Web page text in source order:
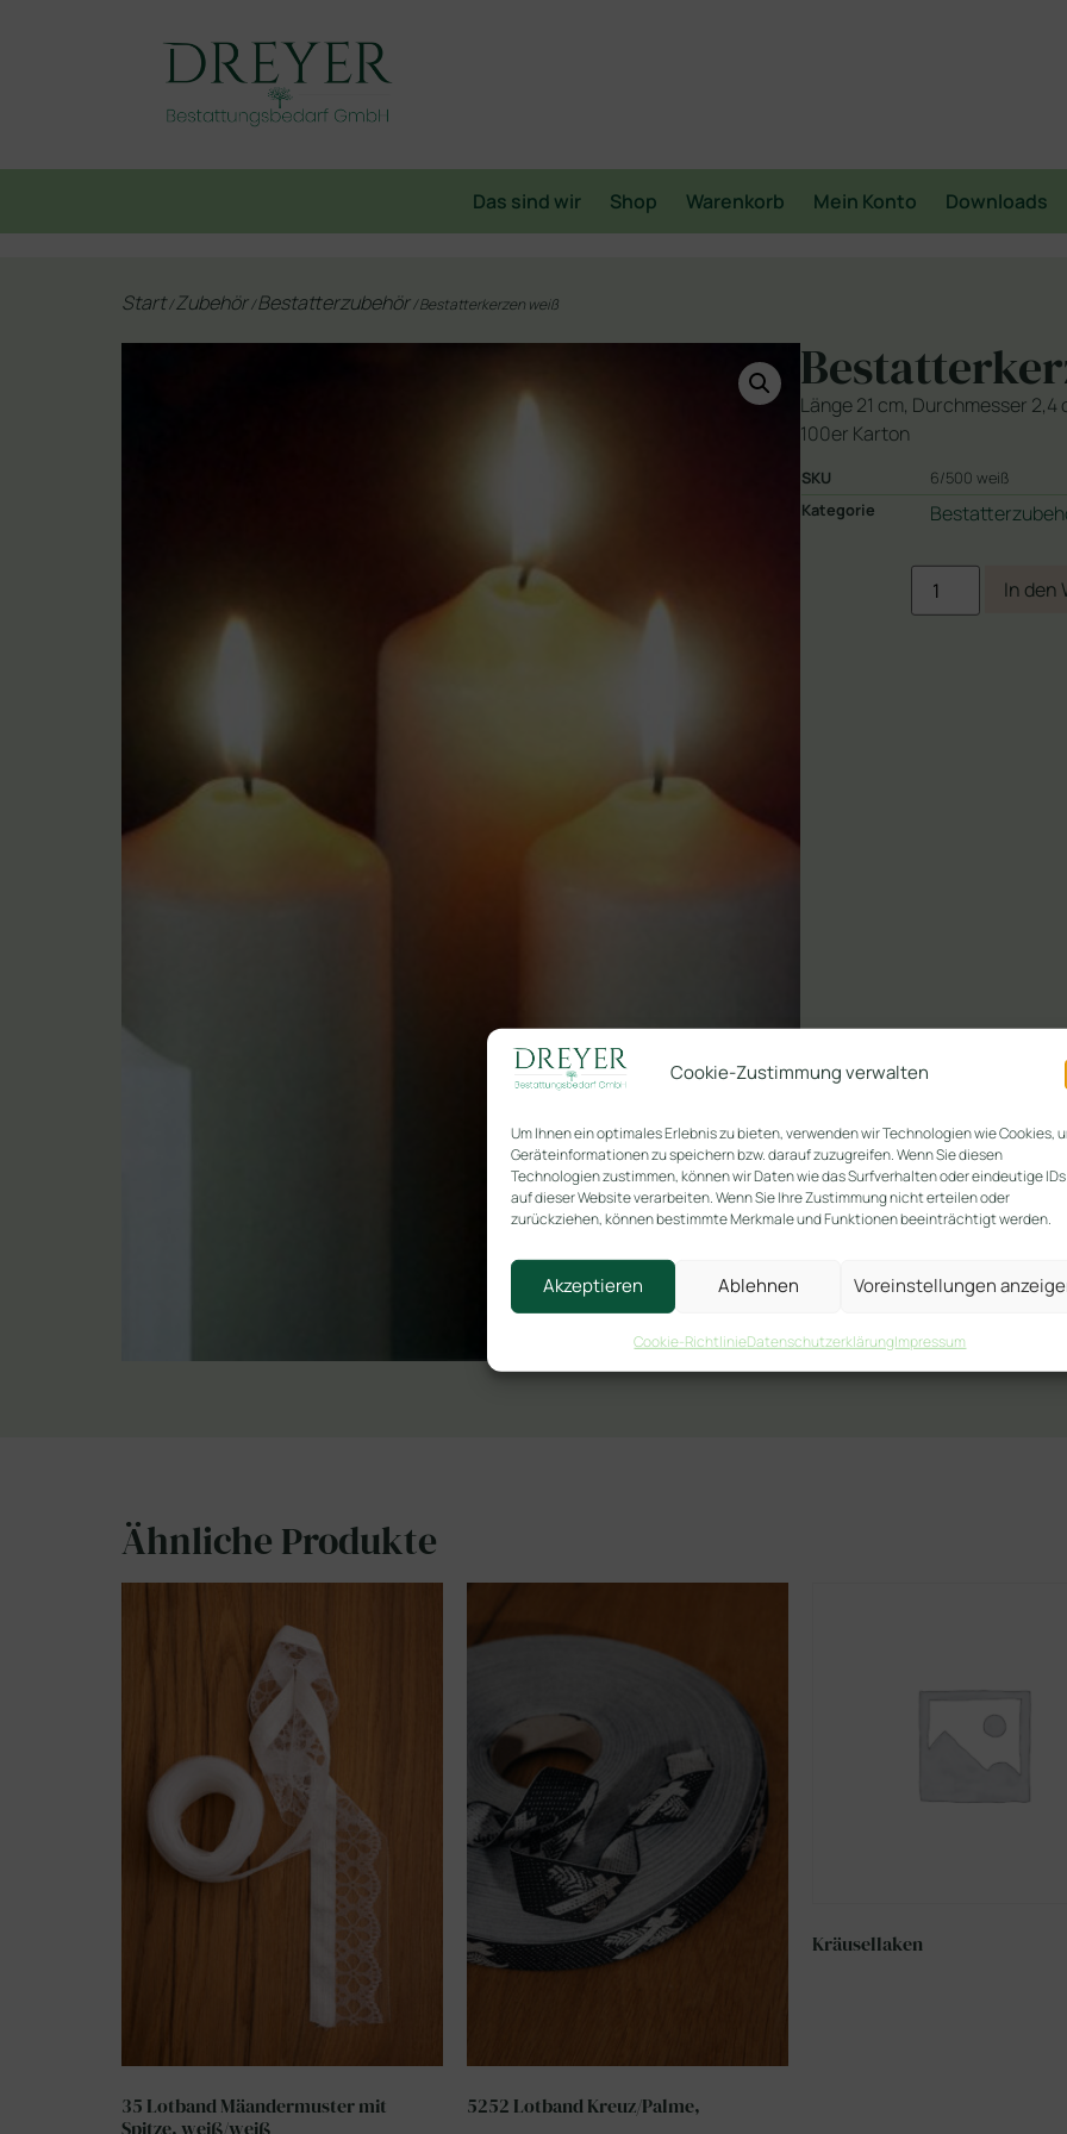
Cookie-Zustimmung verwalten
Um Ihnen ein optimales Erlebnis zu bieten, verwenden wir Technologien wie Cookies,
Geräteinformationen zu speichern bzw. darauf zuzugreifen. Wenn Sie diesen
Technologien zustimmen, können wir Daten wie das Surfverhalten oder eindeutige IDs
auf dieser Website verarbeiten. Wenn Sie Ihre Zustimmung nicht erteilen oder
zurückziehen, können bestimmte Merkmale und Funktionen beeinträchtigt werden.
Akzeptieren Ablehnen Voreinstellungen
Cookie-RichtlinieDatenschutzerklärungImpressum
Das sind wir Shop Warenkorb Mein Konto Downloads
Start/Zubehör/Bestatterzubehör/ Bestatterkerzen weiß
Länge 21 cm, Durchmesser 2,4
100er Karton
SKU
6/500 weiß
Kategorie
In den
Ähnliche Produkte
35 Lotband Mäandermuster mit
Spitze, weiß/weiß
5252 Lotband Kreuz/Palme,
Kräusellaken